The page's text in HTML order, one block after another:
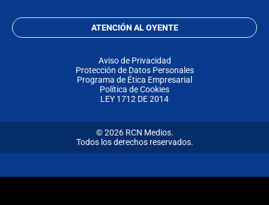
ATENCIÓN AL OYENTE
Aviso de Privacidad
Protección de Datos Personales
Programa de Ética Empresarial
Política de Cookies
LEY 1712 DE 2014
© 2026 RCN Medios.
Todos los derechos reservados.